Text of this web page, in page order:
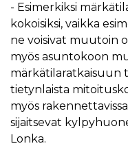
- Esimerkiksi
kokoisiksi, vaikka
ne voisivat muutoin
myös asuntokoon
märkätilaratkaisuun
tietynlaista
myös
sijaitsevat
Lonka.